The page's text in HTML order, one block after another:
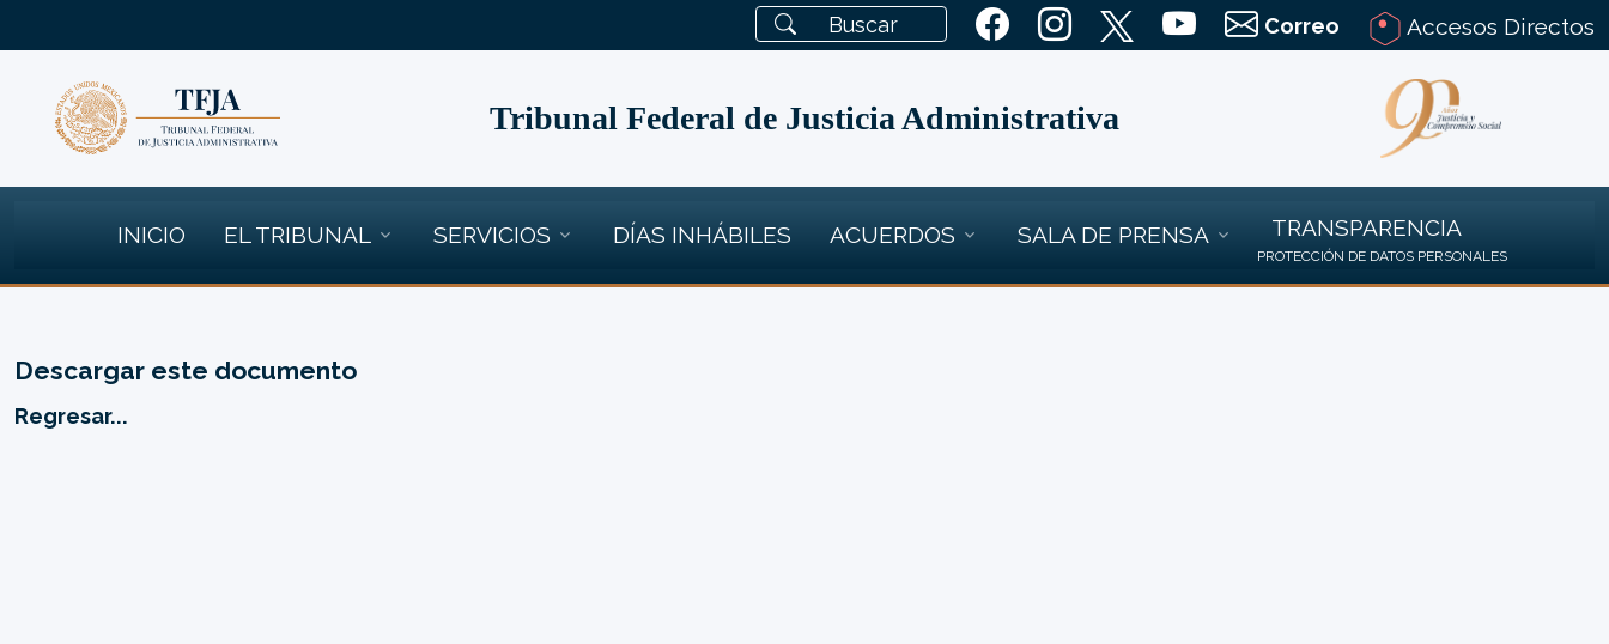
Correo Accesos Directos
Tribunal Federal de Justicia Administrativa
INICIO EL TRIBUNAL SERVICIOS DÍAS INHÁBILES ACUERDOS SALA DE PRENSA TRANSPARENCIA
PROTECCIÓN DE DATOS PERSONALES
Descargar este documento
Regresar...